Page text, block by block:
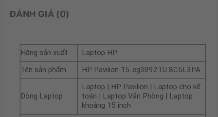
ĐÁNH GIÁ (0)
Hãng sản xuất
Laptop HP
Tên sản phẩm
HP Pavilion 15-eg3092TU 8C5L3PA
Dòng Laptop
Laptop | HP Pavilion | Laptop cho kế
toán | Laptop Văn Phòng | Laptop
khoảng 15 inch